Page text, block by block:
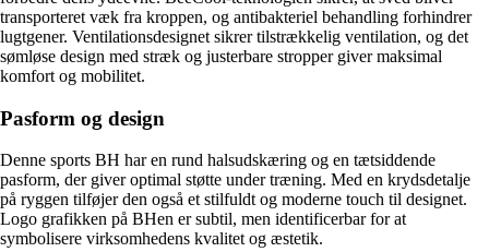
transporteret væk fra kroppen, og antibakteriel behandling forhindrer
lugtgener. Ventilationsdesignet sikrer tilstrækkelig ventilation, og det
sømløse design med stræk og justerbare stropper giver maksimal
komfort og mobilitet.
Pasform og design
Denne sports BH har en rund halsudskæring og en tætsiddende
pasform, der giver optimal støtte under træning. Med en krydsdetalje
på ryggen tilføjer den også et stilfuldt og moderne touch til designet.
Logo grafikken på BHen er subtil, men identificerbar for at
symbolisere virksomhedens kvalitet og æstetik.